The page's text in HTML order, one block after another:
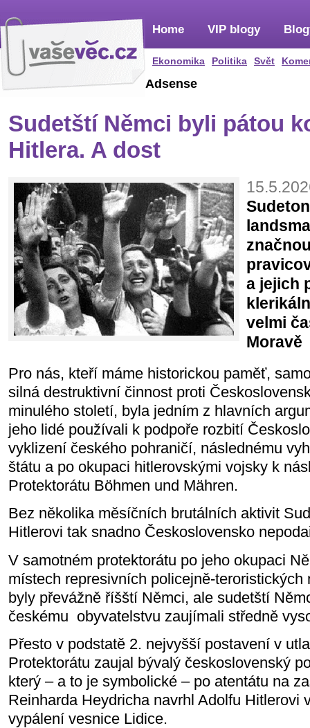
Home
Ekonomika Politika Svět
VIP blogy
Adsense
Sudetští Němci byli pátou
Hitlera. A dost
a jejich
velmi
Moravě
Pro nás, kteří máme historickou paměť,
silná destruktivní činnost proti
minulého století, byla jedním z hlavních
jeho lidé používali k podpoře rozbití
vyklizení českého pohraničí, následnému
štátu a po okupaci hitlerovskými vojsky k
Protektorátu Böhmen und Mähren.
Bez několika měsíčních brutálních aktivit
Hitlerovi tak snadno Československo
V samotném protektorátu po jeho okupaci
místech represivních policejně-teroristických
byly převážně říšští Němci, ale sudetští
českému obyvatelstvu zaujímali středně
Přesto v podstatě 2. nejvyšší postavení v
Protektorátu zaujal bývalý československý
který – a to je symbolické – po atentátu na
Reinharda Heydricha navrhl Adolfu Hitlerovi
vypálení vesnice Lidice.